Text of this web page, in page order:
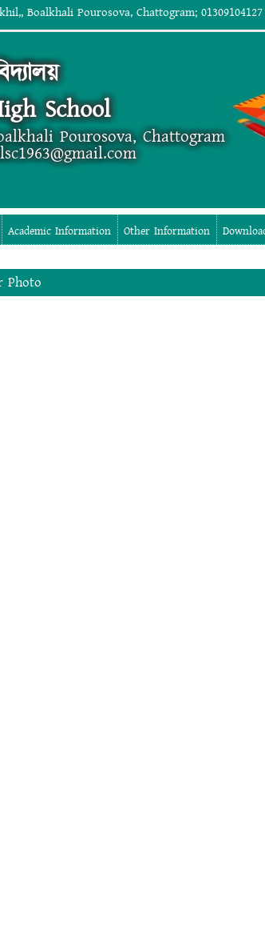
Boalkhali Pourosova, Chattogram; 01309104127
School
Pourosova, Chattogram
Academic Information Other Information
Photo